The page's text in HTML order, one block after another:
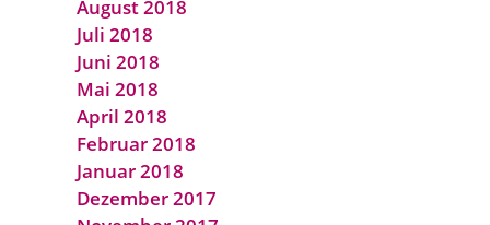
August 2018
Juli 2018
Juni 2018
Mai 2018
April 2018
Februar 2018
Januar 2018
Dezember 2017